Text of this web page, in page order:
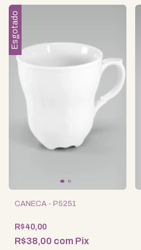
Esgotado
CANECA - P5251
R$40,00
R$38,00 com Pix